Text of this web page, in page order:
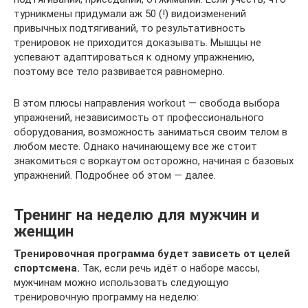
турникмены придумали аж 50 (!) видоизменений
привычных подтягиваний, то результативность
тренировок не приходится доказывать. Мышцы не
успевают адаптироваться к одному упражнению,
поэтому все тело развивается равномерно.
В этом плюсы направления workout — свобода выбора
упражнений, независимость от профессионального
оборудования, возможность заниматься своим телом в
любом месте. Однако начинающему все же стоит
знакомиться с воркаутом осторожно, начиная с базовых
упражнений. Подробнее об этом — далее.
Тренинг на неделю для мужчин и
женщин
Тренировочная программа будет зависеть от целей
спортсмена. Так, если речь идёт о наборе массы,
мужчинам можно использовать следующую
тренировочную программу на неделю: